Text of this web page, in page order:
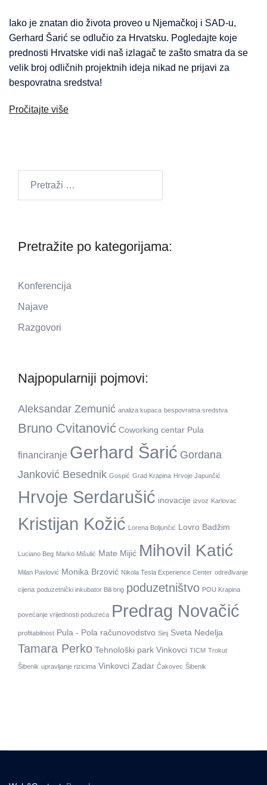
Iako je znatan dio života proveo u Njemačkoj i SAD-u,
Gerhard Šarić se odlučio za Hrvatsku. Pogledajte koje
prednosti Hrvatske vidi naš izlagač te zašto smatra da se
velik broj odličnih projektnih ideja nikad ne prijavi za
bespovratna sredstva!
Pročitajte više
Pretražite po kategorijama:
Konferencija
Najave
Razgovori
Najpopularniji pojmovi:
Aleksandar Zemunić analiza kupaca bespovratna sredstva
Bruno Cvitanović Coworking centar Pula
financiranje Gerhard Šarić Gordana
Janković Besednik Gospić Grad Krapina Hrvoje Japunčić
Hrvoje Serdarušić inovacije izvoz Karlovac
Kristijan Kožić Lorena Boljunčić Lovro Badžim
Luciano Beg Marko Mišulić Mate Mijić Mihovil Katić
Milan Pavlović Monika Brzović Nikola Tesla Experience Center određivanje
cijena poduzetnički inkubator Bili brig poduzetništvo POU Krapina
povećanje vrijednosti poduzeća Predrag Novačić
profitabilnost Pula - Pola računovodstvo Sinj Sveta Nedelja
Tamara Perko Tehnološki park Vinkovci TICM Trokut
Šibenik upravljanje rizicima Vinkovci Zadar Čakovec Šibenik